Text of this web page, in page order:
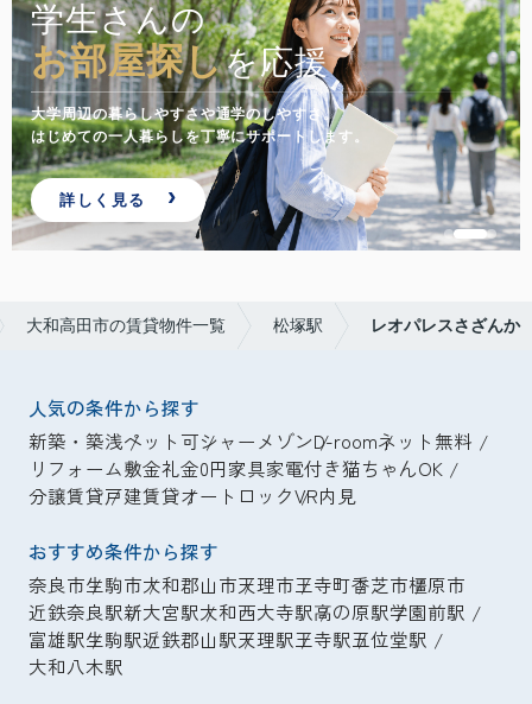
学生さんの
お部屋探しを応援
大学周辺の暮らしやすさや通学のしやすさ。
はじめての一人暮らしを丁寧にサポートします。
詳しく見る
大和高田市の賃貸物件一覧 松塚駅 レオパレスさざんか
人気の条件から探す
新築・築浅ペット可シャーメゾンD-roomネット無料
リフォーム敷金礼金0円家具家電付き猫ちゃんOK
分譲賃貸戸建賃貸オートロックVR内見
おすすめ条件から探す
奈良市生駒市大和郡山市天理市王寺町香芝市橿原市
近鉄奈良駅新大宮駅大和西大寺駅高の原駅学園前駅
富雄駅生駒駅近鉄郡山駅天理駅王寺駅五位堂駅
大和八木駅